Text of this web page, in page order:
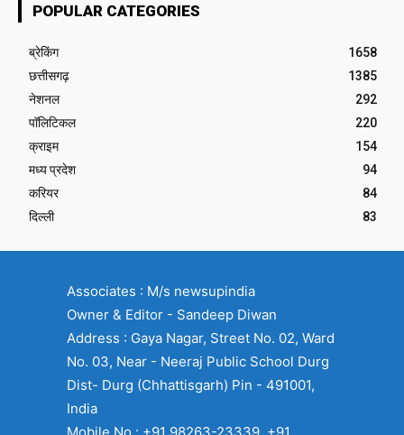
POPULAR CATEGORIES
ब्रेकिंग
1658
छत्तीसगढ़
1385
नेशनल
292
पॉलिटिकल
220
क्राइम
154
मध्य प्रदेश
94
करियर
84
दिल्ली
83
Associates : M/s newsupindia
Owner & Editor - Sandeep Diwan
Address : Gaya Nagar, Street No. 02, Ward
No. 03, Near - Neeraj Public School Durg
Dist- Durg (Chhattisgarh) Pin - 491001,
India